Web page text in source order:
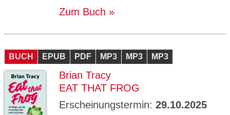
Zum Buch
BUCH EPUB PDF MP3 MP3 MP3
Brian Tracy
EAT THAT FROG
Erscheinungstermin: 29.10.2025